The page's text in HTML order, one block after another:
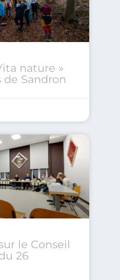
nature »
de Sandron
le Conseil
26